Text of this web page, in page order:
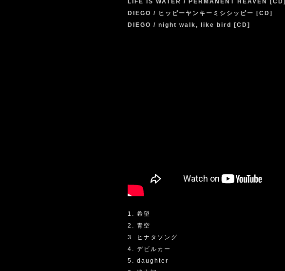
LIFE IS WATER / PERMANENT HEAVEN [CD]
DIEGO / ヒッピーヤンキーミシシッピー [CD]
DIEGO / night walk, like bird [CD]
1. 希望
2. 青空
3. ヒナタソング
4. デビルカー
5. daughter